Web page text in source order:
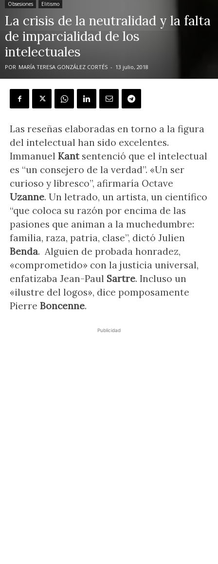
Obsesiones Elitismo
La crisis de la neutralidad y la falta
de imparcialidad de los
intelectuales
POR MARÍA TERESA GONZÁLEZ CORTÉS - 13 julio, 2018
Las reseñas elaboradas en torno a la figura
del intelectual han sido excelentes.
Immanuel Kantsentenció que el intelectual
es “un consejero de la verdad”. «Un ser
curioso y libresco”, afirmaría Octave
Uzanne. Un letrado, un artista, un científico
“que coloca su razón por encima de las
pasiones que animan a la muchedumbre:
familia, raza, patria, clase”, dictó Julien
Benda. Alguien de probada honradez,
«comprometido» con la justicia universal,
enfatizaba Jean-Paul Sartre. Incluso un
«ilustre del logos», dice pomposamente
Pierre Boncenne.
Publicidad